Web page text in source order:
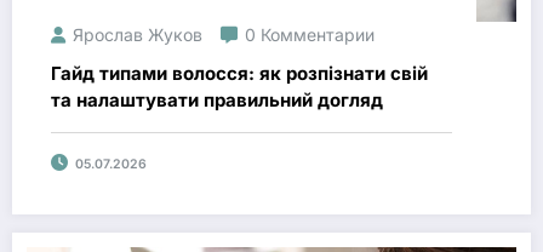
Ярослав Жуков 0 Комментарии
Гайд типами волосся: як розпізнати свій
та налаштувати правильний догляд
05.07.2026